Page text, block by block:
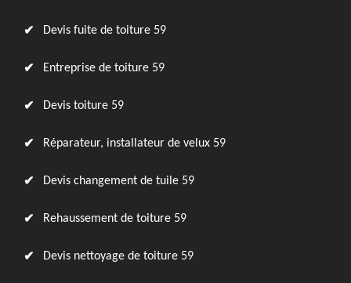
Devis fuite de toiture 59
Entreprise de toiture 59
Devis toiture 59
Réparateur, installateur de velux 59
Devis changement de tuile 59
Rehaussement de toiture 59
Devis nettoyage de toiture 59